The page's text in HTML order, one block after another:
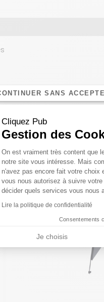
SANS
Cliquez Pub
Gestion des
Plateforme de
On est vraiment très content que
notre site vous intéresse. Mais
n'avez pas encore fait votre choix
vous nous autorisez à suivre
décider quels services vous nous
Lire la politique de confidentialité
Consentements
Je choisis